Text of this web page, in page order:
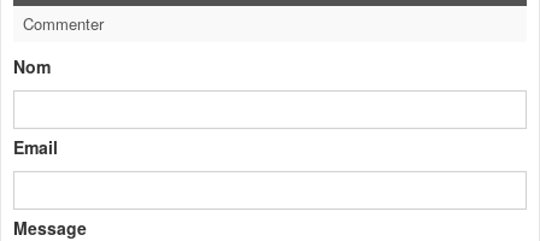
Commenter
Nom
Email
Message